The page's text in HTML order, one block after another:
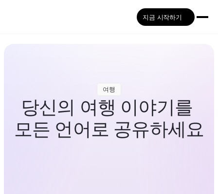
지금 시작하기
여행
당신의 여행 이야기를
모든 언어로 공유하세요
여행 브이로그를 99개 이상의 언어로 번역하고